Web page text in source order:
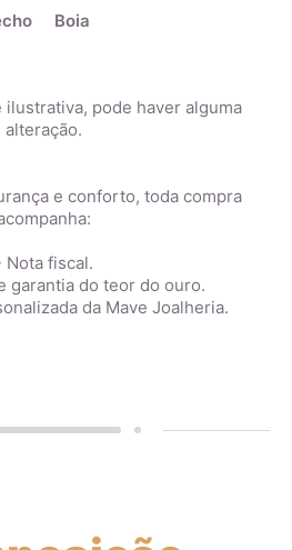
Boia
ilustrativa, pode haver alguma
alteração.
e conforto, toda compra
Nota fiscal.
garantia do teor do ouro.
da Mave Joalheria.